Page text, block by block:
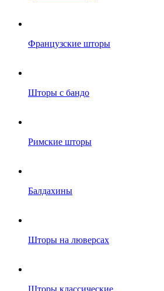
Французские шторы
Шторы с бандо
Римские шторы
Балдахины
Шторы на люверсах
Шторы классические